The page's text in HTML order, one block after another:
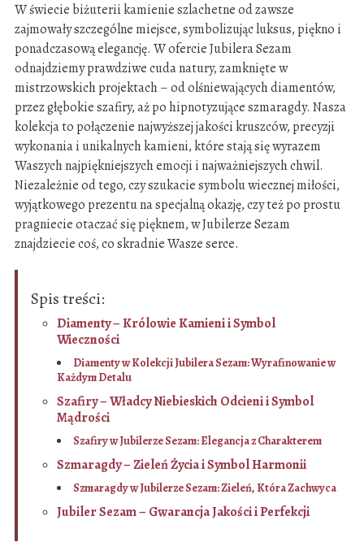
W świecie biżuterii kamienie szlachetne od zawsze
zajmowały szczególne miejsce, symbolizując luksus, piękno i
ponadczasową elegancję. W ofercie Jubilera Sezam
odnajdziemy prawdziwe cuda natury, zamknięte w
mistrzowskich projektach – od olśniewających diamentów,
przez głębokie szafiry, aż po hipnotyzujące szmaragdy. Nasza
kolekcja to połączenie najwyższej jakości kruszców, precyzji
wykonania i unikalnych kamieni, które stają się wyrazem
Waszych najpiękniejszych emocji i najważniejszych chwil.
Niezależnie od tego, czy szukacie symbolu wiecznej miłości,
wyjątkowego prezentu na specjalną okazję, czy też po prostu
pragniecie otaczać się pięknem, w Jubilerze Sezam
znajdziecie coś, co skradnie Wasze serce.
Spis treści:
Diamenty – Królowie Kamieni i Symbol
Wieczności
Diamenty w Kolekcji Jubilera Sezam: Wyrafinowanie w
Każdym Detalu
Szafiry – Władcy Niebieskich Odcieni i Symbol
Mądrości
Szafiry w Jubilerze Sezam: Elegancja z Charakterem
Szmaragdy – Zieleń Życia i Symbol Harmonii
Szmaragdy w Jubilerze Sezam: Zieleń, Która Zachwyca
Jubiler Sezam – Gwarancja Jakości i Perfekcji